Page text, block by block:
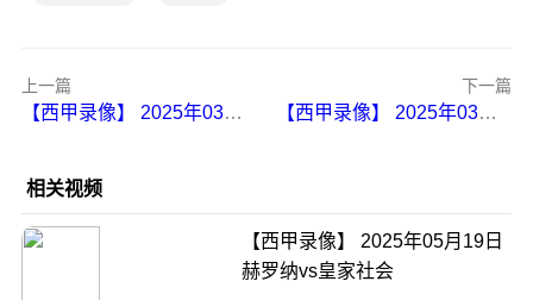
上一篇
【西甲录像】 2025年03月17日 皇家社会vs巴列卡诺
下一篇
【西甲录像】 2025年03月16日 皇家贝蒂斯vs莱加内斯
相关视频
【西甲录像】 2025年05月19日
赫罗纳vs皇家社会